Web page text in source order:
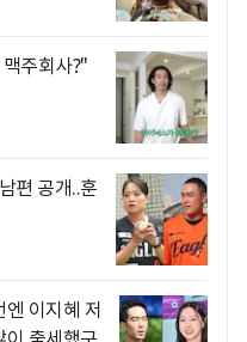
주회사?"
편 공개..훈
이지혜 저